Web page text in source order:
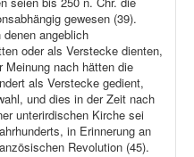
gewesen (39).
angeblich
oder als Verstecke dienten,
Meinung nach hätten die
als Verstecke gedient,
und dies in der Zeit nach
unterirdischen Kirche sei
in Erinnerung an
Revolution (45).